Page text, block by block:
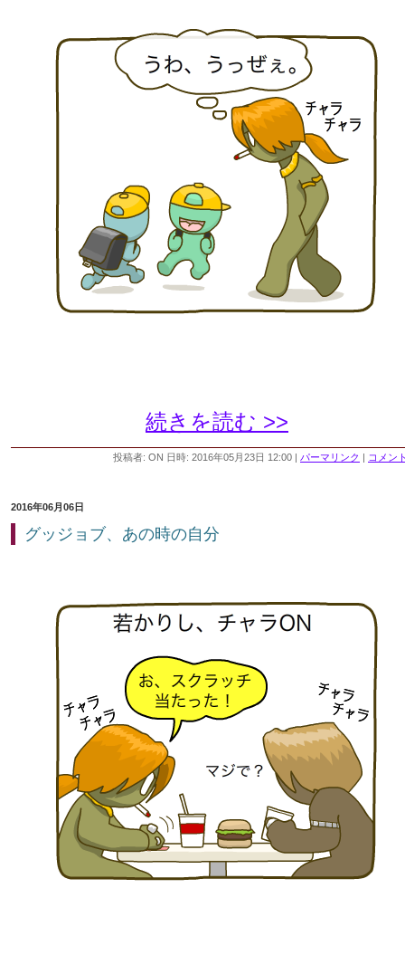
続きを読む >>
投稿者: ON 日時: 2016年05月23日 12:00 | パーマリンク | コメン
2016年06月06日
グッジョブ、あの時の自分